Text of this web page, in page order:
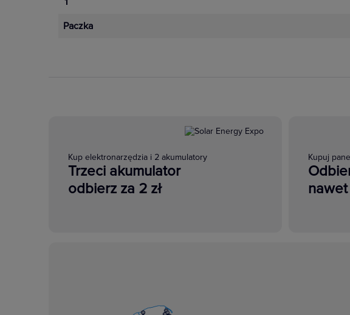
Paczka
Kup elektronarzędzia i 2 akumulatory
Trzeci akumulator
odbierz za 2 zł
Kupuj
nawet